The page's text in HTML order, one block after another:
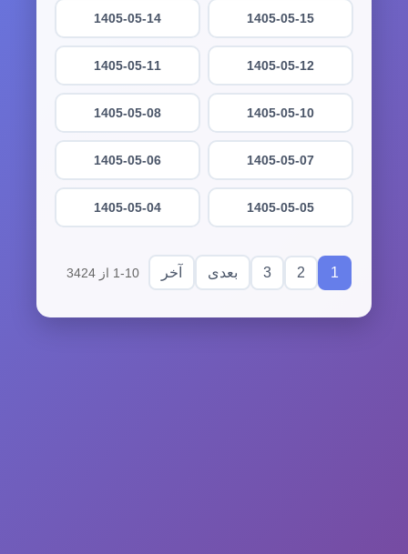
1405-05-15
1405-05-14
1405-05-12
1405-05-11
1405-05-10
1405-05-08
1405-05-07
1405-05-06
1405-05-05
1405-05-04
1
2
3 بعدی آخر 1-10 از 3424